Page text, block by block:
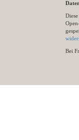
Bei